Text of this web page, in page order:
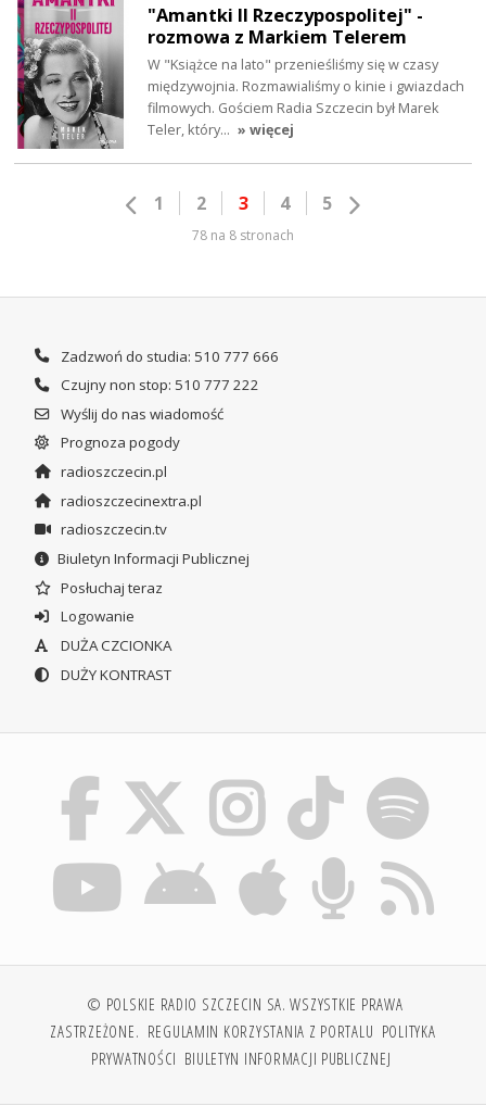
"Amantki II Rzeczypospolitej" -
rozmowa z Markiem Telerem
W "Książce na lato" przenieśliśmy się w czasy
międzywojnia. Rozmawialiśmy o kinie i gwiazdach
filmowych. Gościem Radia Szczecin był Marek
Teler, który… » więcej
1 2 3 4 5
78 na 8 stronach
Zadzwoń do studia: 510 777 666
Czujny non stop: 510 777 222
Wyślij do nas wiadomość
Prognoza pogody
radioszczecin.pl
radioszczecinextra.pl
radioszczecin.tv
Biuletyn Informacji Publicznej
Posłuchaj teraz
Logowanie
DUŻA CZCIONKA
DUŻY KONTRAST
© POLSKIE RADIO SZCZECIN SA. WSZYSTKIE PRAWA
ZASTRZEŻONE. REGULAMIN KORZYSTANIA Z PORTALU POLITYKA
PRYWATNOŚCI BIULETYN INFORMACJI PUBLICZNEJ